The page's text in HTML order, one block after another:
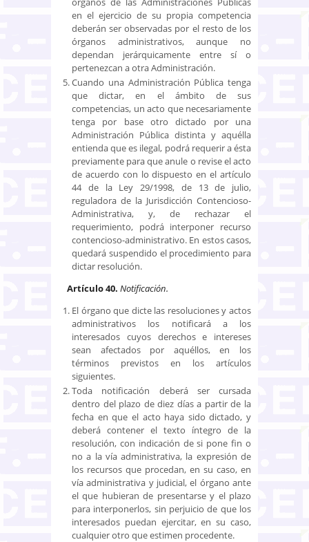
en el ejercicio de su propia competencia
deberán ser observadas por el resto de los
órganos administrativos, aunque no
dependan jerárquicamente entre sí o
pertenezcan a otra Administración.
Cuando una Administración Pública tenga
que dictar, en el ámbito de sus
competencias, un acto que necesariamente
tenga por base otro dictado por una
Administración Pública distinta y aquélla
entienda que es ilegal, podrá requerir a ésta
previamente para que anule o revise el acto
de acuerdo con lo dispuesto en el artículo
44 de la Ley 29/1998, de 13 de julio,
reguladora de la Jurisdicción Contencioso-
Administrativa, y, de rechazar el
requerimiento, podrá interponer recurso
contencioso-administrativo. En estos casos,
quedará suspendido el procedimiento para
dictar resolución.
Artículo 40. Notificación.
El órgano que dicte las resoluciones y actos
administrativos los notificará a los
interesados cuyos derechos e intereses
sean afectados por aquéllos, en los
términos previstos en los artículos
siguientes.
Toda notificación deberá ser cursada
dentro del plazo de diez días a partir de la
fecha en que el acto haya sido dictado, y
deberá contener el texto íntegro de la
resolución, con indicación de si pone fin o
no a la vía administrativa, la expresión de
los recursos que procedan, en su caso, en
vía administrativa y judicial, el órgano ante
el que hubieran de presentarse y el plazo
para interponerlos, sin perjuicio de que los
interesados puedan ejercitar, en su caso,
cualquier otro que estimen procedente.